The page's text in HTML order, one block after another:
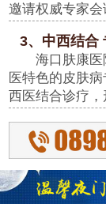
邀请权威专家会
3、中西结合
海口肤康
医特色的皮肤
西医结合诊疗，